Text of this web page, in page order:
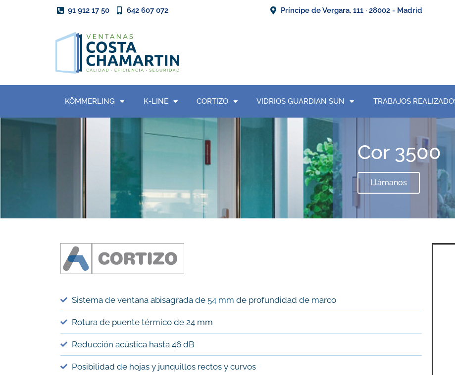
91 912 17 50 642 607 072 Príncipe de Vergara, 111 · 28002 - Madrid
KÖMMERLING K-LINE CORTIZO VIDRIOS GUARDIAN SUN TRABAJOS
Cor 3500
Llámanos
Sistema de ventana abisagrada de 54 mm de profundidad de marco
Rotura de puente térmico de 24 mm
Reducción acústica hasta 46 dB
Posibilidad de hojas y junquillos rectos y curvos